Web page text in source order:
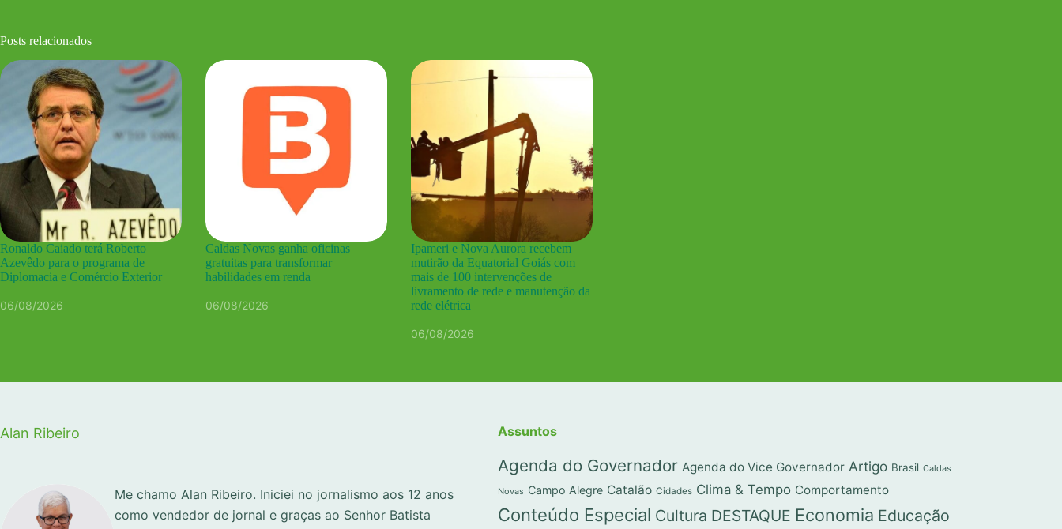
Posts relacionados
Ronaldo Caiado terá Roberto
Azevêdo para o programa de
Diplomacia e Comércio Exterior
06/08/2026
Caldas Novas ganha oficinas
gratuitas para transformar
habilidades em renda
06/08/2026
Ipameri e Nova Aurora recebem
mutirão da Equatorial Goiás com
mais de 100 intervenções de
livramento de rede e manutenção da
rede elétrica
06/08/2026
Alan Ribeiro
Me chamo Alan Ribeiro. Iniciei no jornalismo aos 12 anos
como vendedor de jornal e graças ao Senhor Batista
Assuntos
Agenda do Governador Agenda do Vice Governador Artigo Brasil Caldas
Novas Campo Alegre Catalão Cidades Clima & Tempo Comportamento
Conteúdo Especial Cultura DESTAQUE Economia Educação